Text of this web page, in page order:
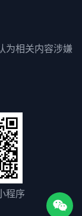
为相关内容涉嫌
程序